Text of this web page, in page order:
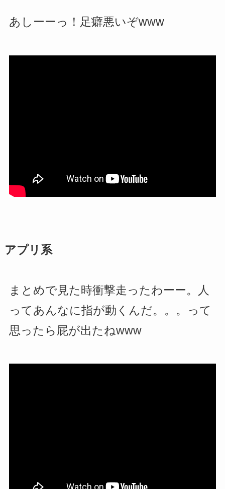
あしーーっ！足癖悪いぞwww
アプリ系
まとめで見た時衝撃走ったわーー。人
ってあんなに指が動くんだ。。。って
思ったら屁が出たねwww